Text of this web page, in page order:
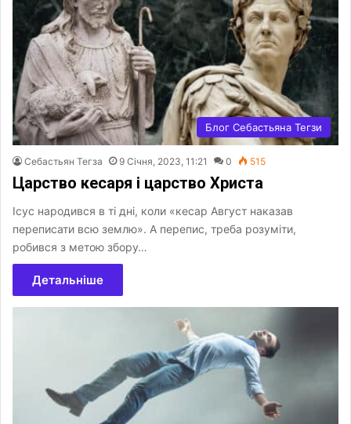
Блог Себастьяна Тегзи
Себастьян Тегза 9 Січня, 2023, 11:21 0 515
Царство кесаря і царство Христа
Ісус народився в ті дні, коли «кесар Август наказав
переписати всю землю». А перепис, треба розуміти,
робився з метою збору…
Детальніше